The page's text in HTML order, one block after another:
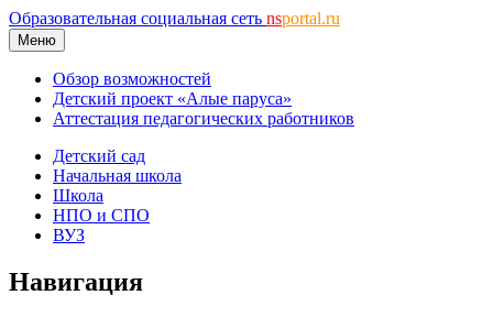
Образовательная социальная сеть nsportal.ru
Меню
Обзор возможностей
Детский проект «Алые паруса»
Аттестация педагогических работников
Детский сад
Начальная школа
Школа
НПО и СПО
ВУЗ
Навигация